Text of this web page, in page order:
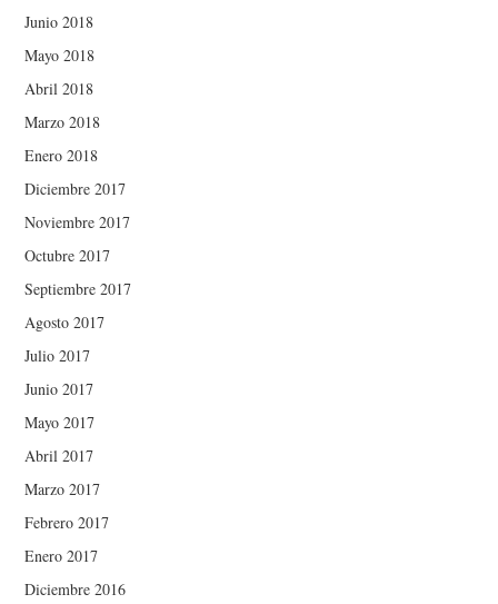
Junio 2018
Mayo 2018
Abril 2018
Marzo 2018
Enero 2018
Diciembre 2017
Noviembre 2017
Octubre 2017
Septiembre 2017
Agosto 2017
Julio 2017
Junio 2017
Mayo 2017
Abril 2017
Marzo 2017
Febrero 2017
Enero 2017
Diciembre 2016